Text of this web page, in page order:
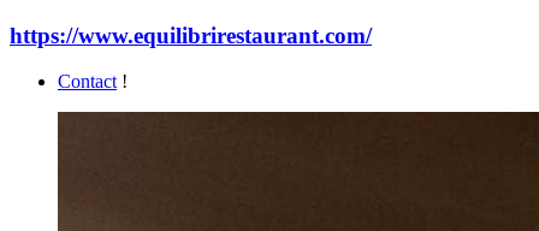
https://www.equilibrirestaurant.com/
Contact !